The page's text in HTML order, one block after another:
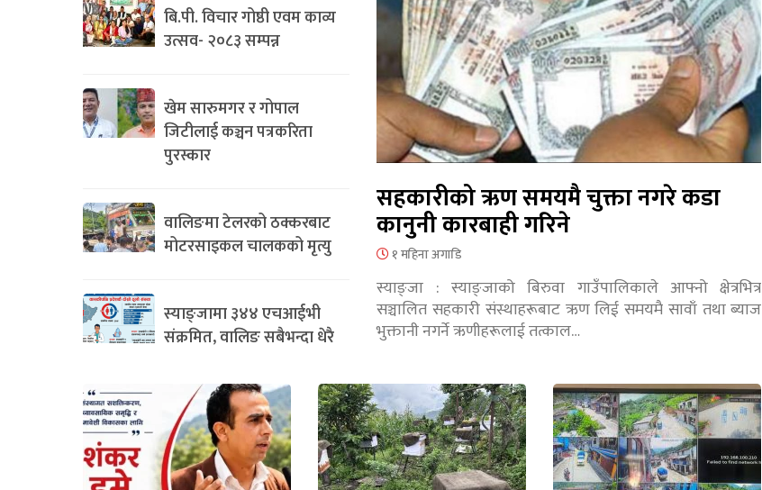
बि.पी. विचार गोष्ठी एवम काव्य
उत्सव- २०८३ सम्पन्न
खेम सारुमगर र गोपाल
जिटीलाई कञ्चन पत्रकरिता
पुरस्कार
वालिङमा टेलरको ठक्करबाट
मोटरसाइकल चालकको मृत्यु
स्याङ्जामा ३४४ एचआईभी
संक्रमित, वालिङ सबैभन्दा धेरै
सहकारीको ऋण समयमै चुक्ता नगरे कडा
कानुनी कारबाही गरिने
१ महिना अगाडि
स्याङ्जा : स्याङ्जाको बिरुवा गाउँपालिकाले आफ्नो क्षेत्रभित्र
सञ्चालित सहकारी संस्थाहरूबाट ऋण लिई समयमै सावाँ तथा ब्याज
भुक्तानी नगर्ने ऋणीहरूलाई तत्काल…